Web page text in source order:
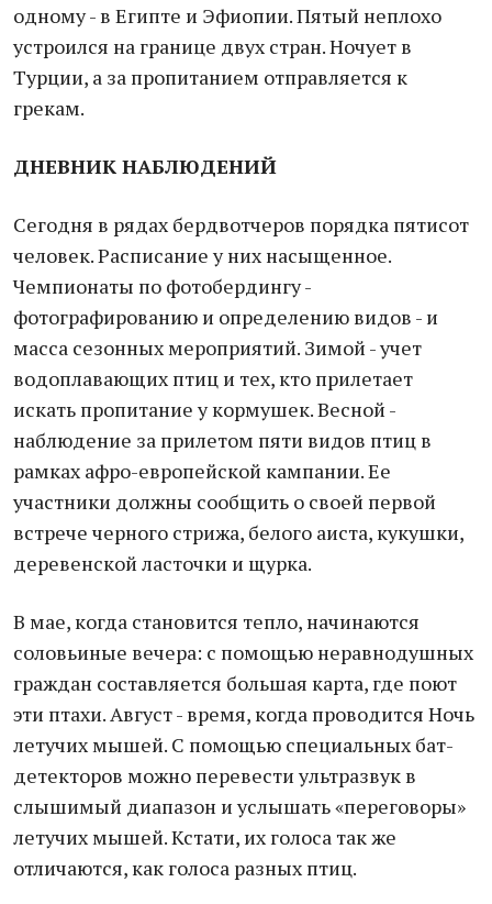
одному - в Египте и Эфиопии. Пятый неплохо
устроился на границе двух стран. Ночует в
Турции, а за пропитанием отправляется к
грекам.
ДНЕВНИК НАБЛЮДЕНИЙ
Сегодня в рядах бердвотчеров порядка пятисот
человек. Расписание у них насыщенное.
Чемпионаты по фотобердингу -
фотографированию и определению видов - и
масса сезонных мероприятий. Зимой - учет
водоплавающих птиц и тех, кто прилетает
искать пропитание у кормушек. Весной -
наблюдение за прилетом пяти видов птиц в
рамках афро-европейской кампании. Ее
участники должны сообщить о своей первой
встрече черного стрижа, белого аиста, кукушки,
деревенской ласточки и щурка.
В мае, когда становится тепло, начинаются
соловьиные вечера: с помощью неравнодушных
граждан составляется большая карта, где поют
эти птахи. Август - время, когда проводится Ночь
летучих мышей. С помощью специальных бат-
детекторов можно перевести ультразвук в
слышимый диапазон и услышать «переговоры»
летучих мышей. Кстати, их голоса так же
отличаются, как голоса разных птиц.